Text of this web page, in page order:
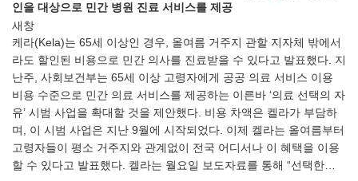
인을 대상으로 민간 병원 진료 서비스를 제공
새창
케라(Kela)는 65세 이상인 경우, 올여름 거주지 관할 지자체 밖에서
라도 할인된 비용으로 민간 의사를 진료받을 수 있다고 발표했다. 지
난주, 사회보건부는 65세 이상 고령자에게 공공 의료 서비스 이용
비용 수준으로 민간 의료 서비스를 제공하는 이른바 ‘의료 선택의 자
유’ 시범 사업을 확대할 것을 제안했다. 비용 차액은 켈라가 부담하
며, 이 시범 사업은 지난 9월에 시작되었다. 이제 켈라는 올여름부터
고령자들이 평소 거주지와 관계없이 전국 어디서나 이 혜택을 이용
할 수 있다고 발표했다. 켈라는 월요일 보도자료를 통해 “선택한…